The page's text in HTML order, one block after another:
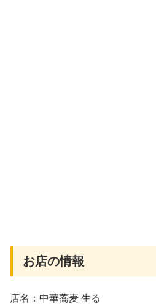
お店の情報
店名：中華蕎麦 生る